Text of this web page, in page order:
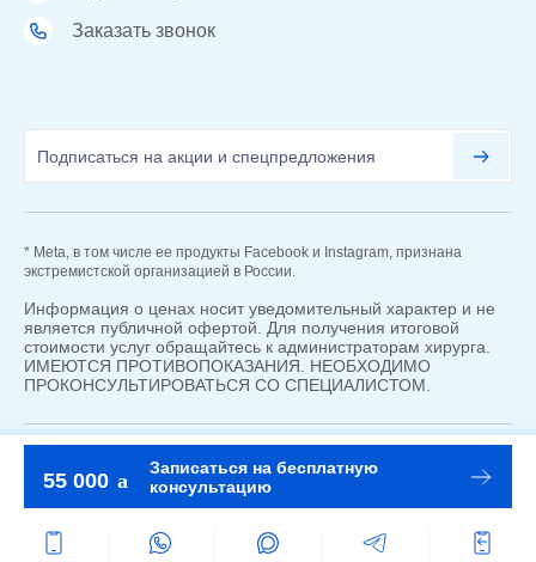
55 000
Записаться на бесплатную
консультацию
Заказать звонок
* Meta, в том числе ее продукты Facebook и Instagram, признана
экстремистской организацией в России.
Информация о ценах носит уведомительный характер и не
является публичной офертой. Для получения итоговой
стоимости услуг обращайтесь к администраторам хирурга.
ИМЕЮТСЯ ПРОТИВОПОКАЗАНИЯ. НЕОБХОДИМО
ПРОКОНСУЛЬТИРОВАТЬСЯ СО СПЕЦИАЛИСТОМ.
©2019 - 2026 18+ Карта сайта